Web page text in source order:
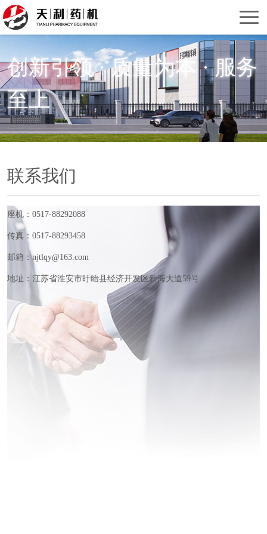
首
于
我
们
产
品
中
服
务
新
讯
系
我
们
创新引领 · 质量为本 · 服务
至上
联系我们
座机：0517-88292088
传真：0517-88293458
邮箱：njtlqy@163.com
地址：江苏省淮安市盱眙县经济开发区新海大道59号